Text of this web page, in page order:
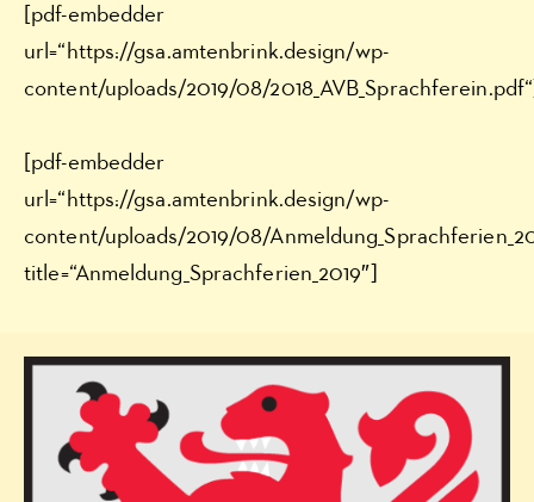
[pdf-embedder
url=“https://gsa.amtenbrink.design/wp-
content/uploads/2019/08/
[pdf-embedder
url=“https://gsa.amtenbrink.design/wp-
content/uploads/2019/08/
title=“Anmeldung_Sprachferien_2019″]